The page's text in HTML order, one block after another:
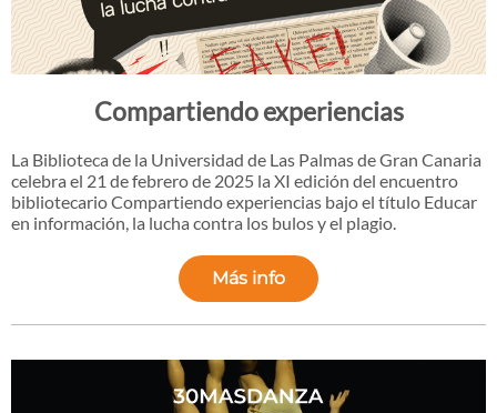
Compartiendo experiencias
La Biblioteca de la Universidad de Las Palmas de Gran Canaria
celebra el 21 de febrero de 2025 la XI edición del encuentro
bibliotecario Compartiendo experiencias bajo el título Educar
en información, la lucha contra los bulos y el plagio.
Más info